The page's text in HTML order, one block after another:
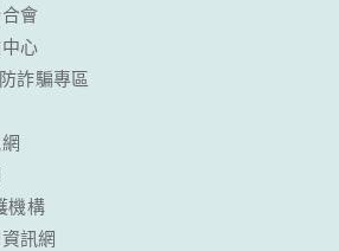
會
心
詐騙專區
機構
訊網